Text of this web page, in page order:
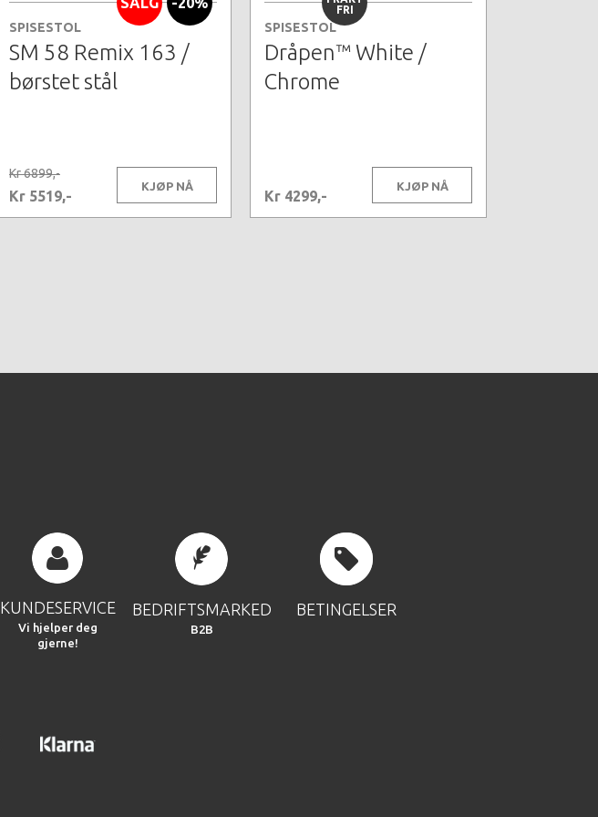
SPISESTOL
SM 58 Remix 163 /
børstet stål
Kr 6899,-
Kr 5519,-
KJØP NÅ
FRI
SPISESTOL
Dråpen™ White /
Chrome
Kr 4299,-
KJØP NÅ
KUNDESERVICE
Vi hjelper deg
gjerne!
BEDRIFTSMARKED
B2B
BETINGELSER